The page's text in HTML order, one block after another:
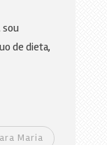
sou
de dieta,
Maria